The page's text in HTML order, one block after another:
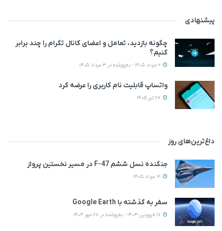
پیشنهادی
چگونه بازدید، تعامل و اعضای کانال تگرام را چند برابر
کنیم؟
واتساپ قابلیت نام کاربری را عرضه کرد
داغ‌ترین‌های روز
جنگنده نسل ششم F-47 در مسیر نخستین پرواز
سفر به گذشته با Google Earth